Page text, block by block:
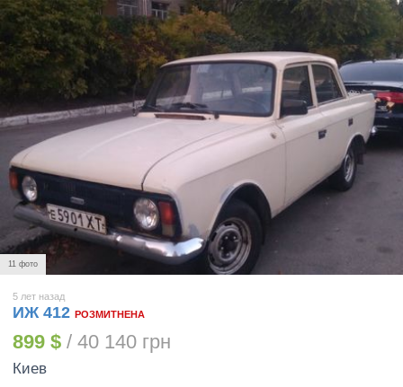
11 фото
5 лет назад
ИЖ 412 РОЗМИТНЕНА
899 $ / 40 140 грн
Киев